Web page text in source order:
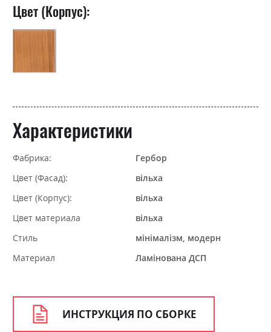
Цвет (Корпус):
Характеристики
Фабрика:
Гербор
Цвет (Фасад):
вільха
Цвет (Корпус):
вільха
Цвет материала
вільха
Стиль
мінімалізм, модерн
Материал
Ламінована ДСП
ИНСТРУКЦИЯ ПО СБОРКЕ